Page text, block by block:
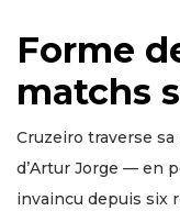
Forme
matchs
Cruzeiro traverse sa
d’Artur Jorge — en
invaincu depuis six